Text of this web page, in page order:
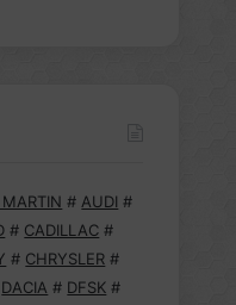
# AUDI #
# CADILLAC #
# CHRYSLER #
DACIA # DFSK #